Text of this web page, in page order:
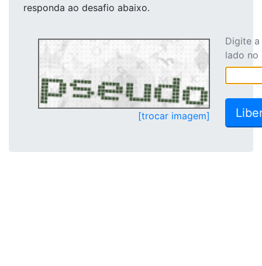
responda ao desafio abaixo.
[trocar imagem]
Digite
lado no